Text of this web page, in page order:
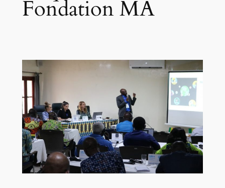
Fondation MA